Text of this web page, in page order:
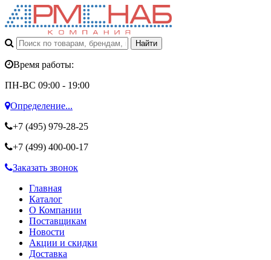
Время работы:
ПН-ВС 09:00 - 19:00
Определение...
+7 (495) 979-28-25
+7 (499) 400-00-17
Заказать звонок
Главная
Каталог
О Компании
Поставщикам
Новости
Акции и скидки
Доставка